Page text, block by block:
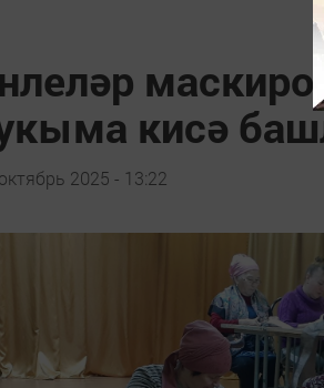
кисә
2025 - 13:22